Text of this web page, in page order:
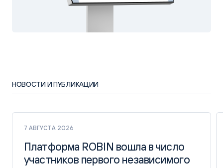
НОВОСТИ И ПУБЛИКАЦИИ
7 АВГУСТА 2026
Платформа ROBIN вошла в число
участников первого независимого
Платформа ROBIN вошла в число
участников первого независимого